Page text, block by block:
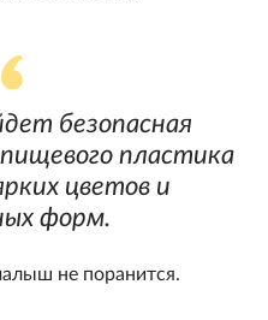
безопасная
пластика
цветов и
форм.
не поранится.